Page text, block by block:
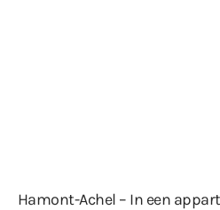
Hamont-Achel – In een